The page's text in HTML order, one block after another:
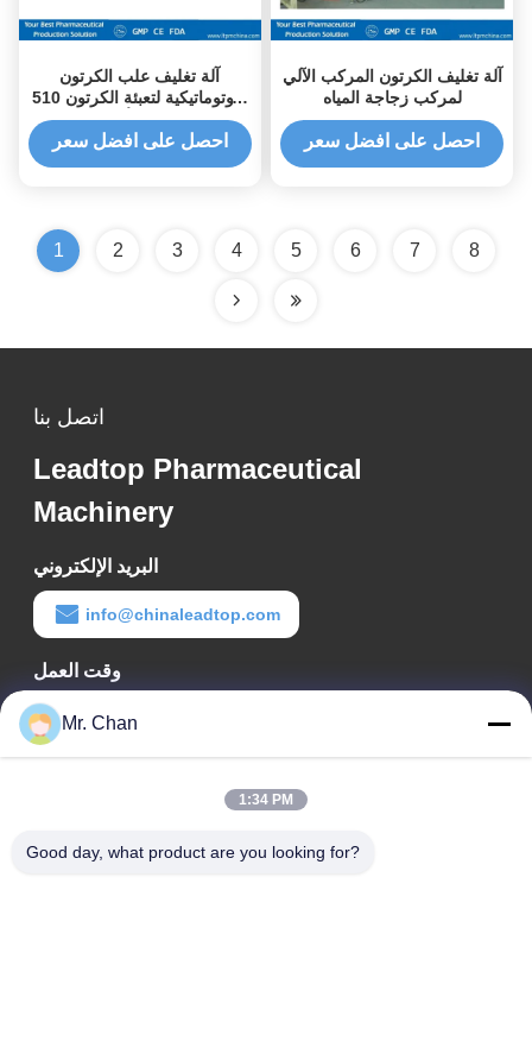
آلة تغليف علب الكرتون
الأوتوماتيكية لتعبئة الكرتون 510
* 510 مم كحد أقصى لحجم
الختم
احصل على افضل سعر
آلة تغليف الكرتون المركب الآلي
لمركب زجاجة المياه
احصل على افضل سعر
1 2 3 4 5 6 7 8
اتصل بنا
Leadtop Pharmaceutical
Machinery
البريد الإلكتروني
info@chinaleadtop.com
وقت العمل
8:30-22:30
عنواننا
رويان ، تشجيانغ ، الصين
Mr. Chan
1:34 PM
Good day, what product are you looking for?